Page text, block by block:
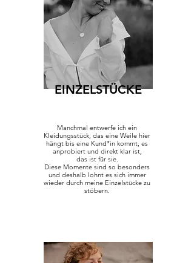
EINZELSTÜCKE
Manchmal entwerfe ich ein
Kleidungsstück, das eine Weile hier
hängt bis eine Kund*in kommt, es
anprobiert und direkt klar ist,
das ist für sie.
Diese Momente sind so besonders
und deshalb lohnt es sich immer
wieder durch meine Einzelstücke zu
stöbern.